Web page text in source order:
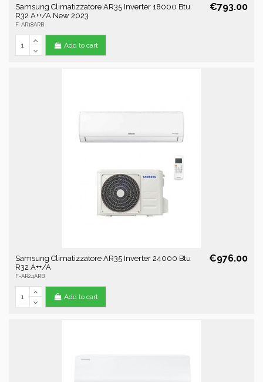
Samsung Climatizzatore AR35 Inverter 18000 Btu
R32 A++/A New 2023
F-AR18ARB
€793.00
Add to cart
Samsung Climatizzatore AR35 Inverter 24000 Btu
R32 A++/A
F-AR24ARB
€976.00
Add to cart